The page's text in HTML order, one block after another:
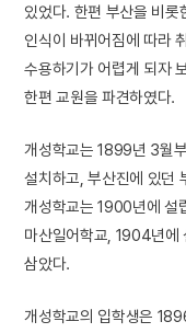
있었다. 한편 부산을 비롯
인식이 바뀌어짐에 따라
수용하기가 어렵게 되자
한편 교원을 파견하였다.
개성학교는 1899년 3월
설치하고, 부산진에 있던
개성학교는 1900년에 설
마산일어학교, 1904년에
삼았다.
개성학교의 입학생은